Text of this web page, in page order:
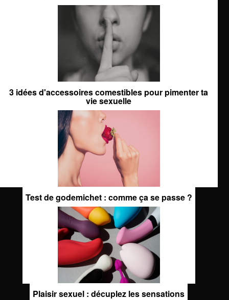
3 idées d'accessoires comestibles pour pimenter ta
vie sexuelle
Test de godemichet : comme ça se passe ?
Plaisir sexuel : décuplez les sensations